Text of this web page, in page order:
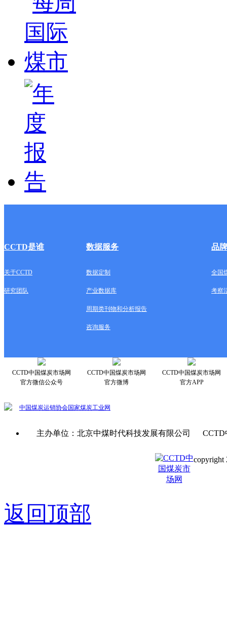
CCTD是谁 数据服务 品
关于CCTD 数据定制 全国
研究团队 产业数据库 考察
周期类刊物和分析报告
咨询服务
CCTD中国煤炭市场网
官方微信公众号
CCTD中国煤炭市场网
官方微博
CCTD中国煤炭市场网
官方APP
中国煤炭运销协会国家煤炭工业网
主办单位：北京中煤时代科技发展有限公司
copyright
返回顶部